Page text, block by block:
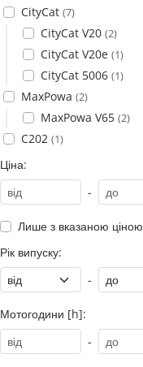
CityCat (7)
CityCat V20 (2)
CityCat V20e (1)
CityCat 5006 (1)
MaxPowa (2)
MaxPowa V65 (2)
C202 (1)
Ціна:
-
Лише з вказаною ціною
Рік випуску:
-
Мотогодини [h]:
-